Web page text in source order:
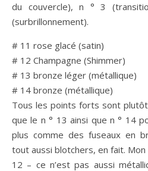
du couvercle), n ° 3
(surbrillonnement).
# 11 rose glacé (satin)
# 12 Champagne (Shimmer)
# 13 bronze léger (métallique)
# 14 bronze (métallique)
Tous les points forts sont
que le n ° 13 ainsi que n ° 14
plus comme des fuseaux en
tout aussi blotchers, en fait.
12 – ce n’est pas aussi